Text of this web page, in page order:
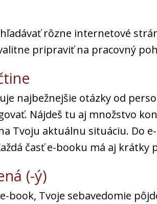
rôzne internetové
pripraviť na pracovný
najbežnejšie otázky od
Nájdeš tu aj množstvo
Tvoju aktuálnu situáciu. Do
časť e-booku má aj krátky
(-ý)
book, Tvoje sebavedomie